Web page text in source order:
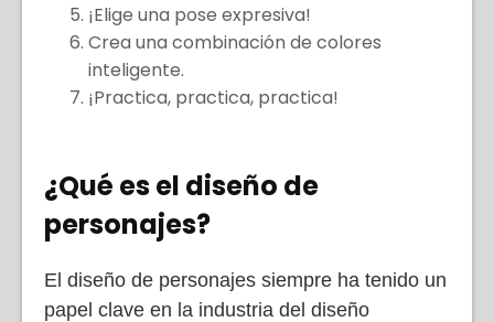
¡Elige una pose expresiva!
Crea una combinación de colores
inteligente.
¡Practica, practica, practica!
¿Qué es el diseño de
personajes?
El diseño de personajes siempre ha tenido un
papel clave en la industria del diseño